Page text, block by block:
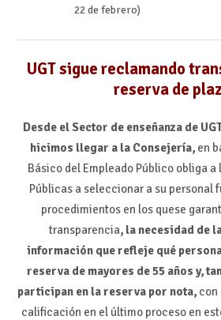
22 de febrero)
UGT sigue reclamando
reserva de
Desde el Sector de enseñanza de
hicimos llegar a la Consejería, en
Básico del Empleado Público obliga
Públicas a seleccionar a su personal
procedimientos en los quese
transparencia, la necesidad de
información que refleje qué
reserva de mayores de 55 años y,
participan en la reserva por nota, con
calificación en el último proceso en